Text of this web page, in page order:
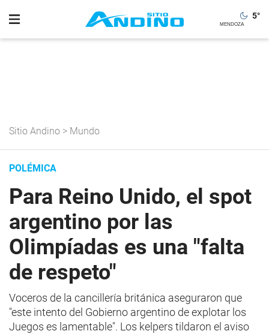
5°
Sitio Andino > Mundo
POLÉMICA
Para Reino Unido, el spot
argentino por las
Olimpíadas es una "falta
de respeto"
Voceros de la cancillería británica aseguraron que
"este intento del Gobierno argentino de explotar los
Juegos es lamentable". Los kelpers tildaron el aviso